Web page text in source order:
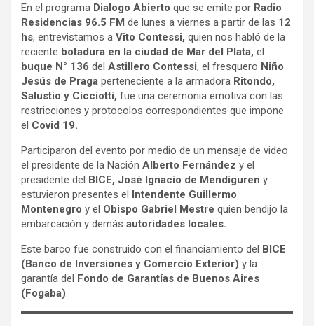
En el programa Dialogo Abierto que se emite por Radio
Residencias 96.5 FM de lunes a viernes a partir de las 12
hs, entrevistamos a Vito Contessi, quien nos habló de la
reciente botadura en la ciudad de Mar del Plata, el
buque N° 136 del Astillero Contessi, el fresquero Niño
Jesús de Praga perteneciente a la armadora Ritondo,
Salustio y Cicciotti, fue una ceremonia emotiva con las
restricciones y protocolos correspondientes que impone
el Covid 19.
Participaron del evento por medio de un mensaje de video
el presidente de la Nación Alberto Fernández y el
presidente del BICE, José Ignacio de Mendiguren y
estuvieron presentes el Intendente Guillermo
Montenegro y el Obispo Gabriel Mestre quien bendijo la
embarcación y demás autoridades locales.
Este barco fue construido con el financiamiento del BICE
(Banco de Inversiones y Comercio Exterior) y la
garantía del Fondo de Garantías de Buenos Aires
(Fogaba).